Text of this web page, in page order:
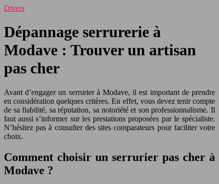
Divers
Dépannage serrurerie à
Modave : Trouver un artisan
pas cher
Avant d’engager un serrurier à Modave, il est important de prendre
en considération quelques critères. En effet, vous devez tenir compte
de sa fiabilité, sa réputation, sa notoriété et son professionnalisme. Il
faut aussi s’informer sur les prestations proposées par le spécialiste.
N’hésitez pas à consulter des sites comparateurs pour faciliter votre
choix.
Comment choisir un serrurier pas cher à
Modave ?